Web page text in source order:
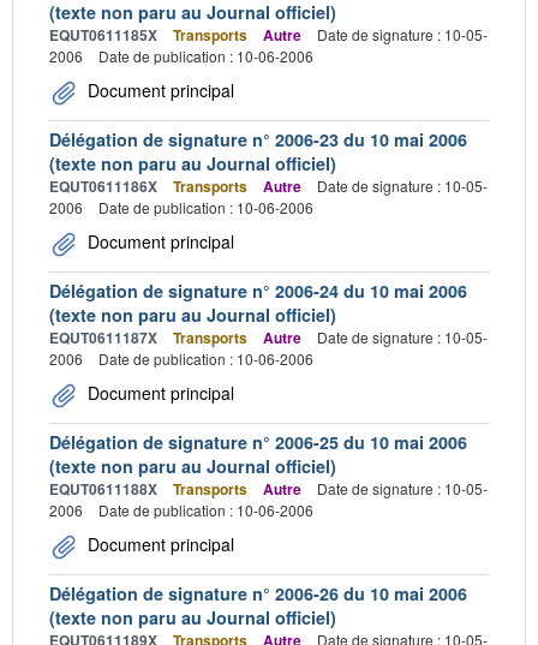
(texte non paru au Journal officiel)
EQUT0611185X Transports Autre
Date de signature : 10-05-
2006
Date de publication : 10-06-2006
Document principal
Délégation de signature n° 2006-23 du 10 mai 2006
(texte non paru au Journal officiel)
EQUT0611186X Transports Autre
Date de signature : 10-05-
2006
Date de publication : 10-06-2006
Document principal
Délégation de signature n° 2006-24 du 10 mai 2006
(texte non paru au Journal officiel)
EQUT0611187X Transports Autre
Date de signature : 10-05-
2006
Date de publication : 10-06-2006
Document principal
Délégation de signature n° 2006-25 du 10 mai 2006
(texte non paru au Journal officiel)
EQUT0611188X Transports Autre
Date de signature : 10-05-
2006
Date de publication : 10-06-2006
Document principal
Délégation de signature n° 2006-26 du 10 mai 2006
(texte non paru au Journal officiel)
EQUT0611189X Transports Autre
Date de signature : 10-05-